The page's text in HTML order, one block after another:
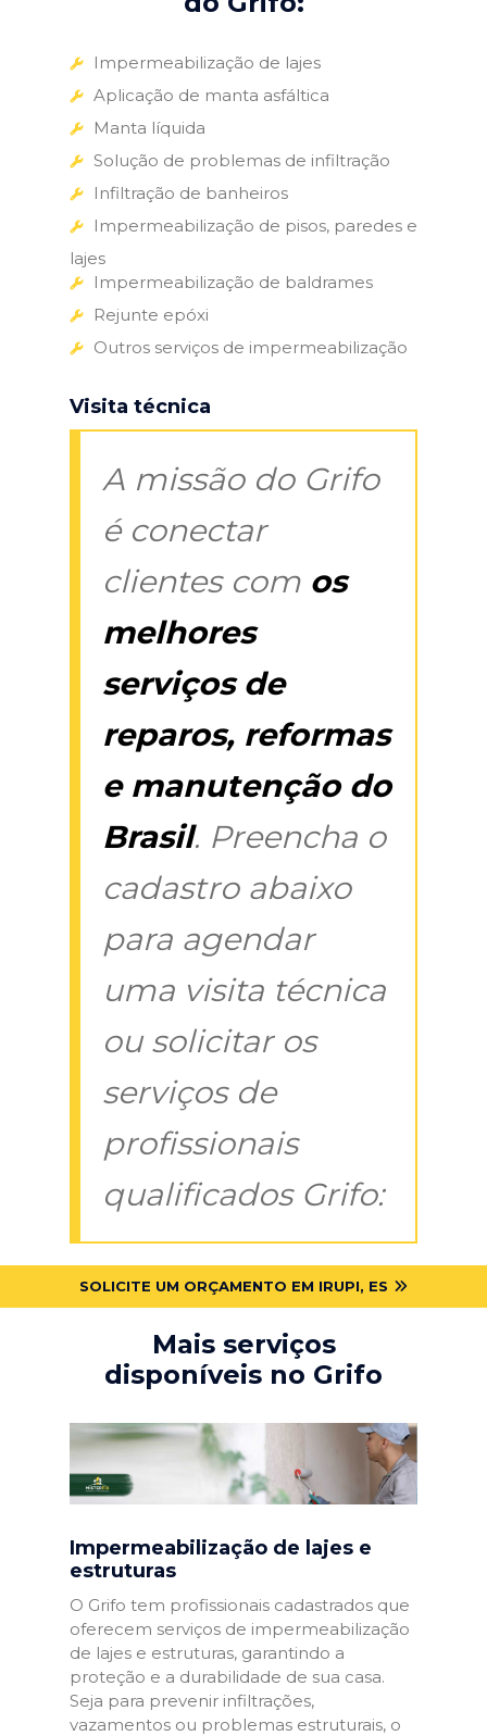
Impermeabilização de lajes
Aplicação de manta asfáltica
Manta líquida
Solução de problemas de infiltração
Infiltração de banheiros
Impermeabilização de pisos, paredes e
lajes
Impermeabilização de baldrames
Rejunte epóxi
Outros serviços de impermeabilização
Visita técnica
A missão do Grifo
é conectar
clientes com os
melhores
serviços de
reparos, reformas
e manutenção do
Brasil. Preencha o
cadastro abaixo
para agendar
uma visita técnica
ou solicitar os
serviços de
profissionais
qualificados Grifo:
SOLICITE UM ORÇAMENTO EM IRUPI, ES
Mais serviços
disponíveis no Grifo
Impermeabilização de lajes e
estruturas
O Grifo tem profissionais cadastrados que
oferecem serviços de impermeabilização
de lajes e estruturas, garantindo a
proteção e a durabilidade de sua casa.
Seja para prevenir infiltrações,
vazamentos ou problemas estruturais, o